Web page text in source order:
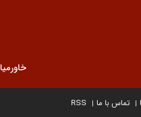
تماس با ما RSS